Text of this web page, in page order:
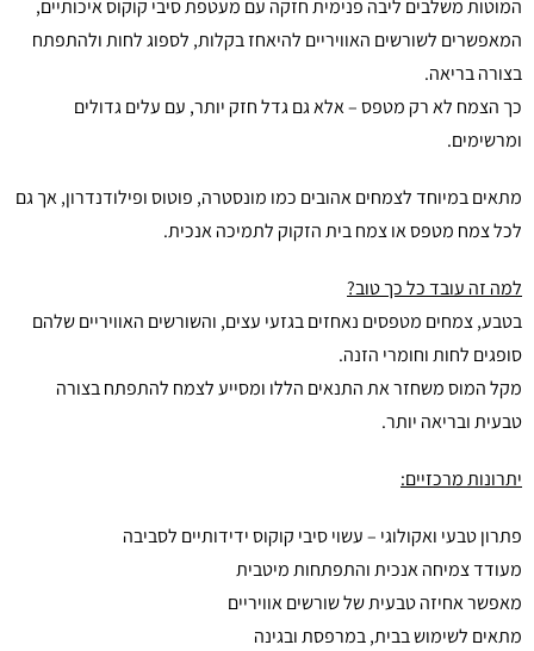
המוטות משלבים ליבה פנימית חזקה עם מעטפת סיבי קוקוס איכותיים,
המאפשרים לשורשים האוויריים להיאחז בקלות, לספוג לחות ולהתפתח
בצורה בריאה.
כך הצמח לא רק מטפס – אלא גם גדל חזק יותר, עם עלים גדולים
ומרשימים.
מתאים במיוחד לצמחים אהובים כמו מונסטרה, פוטוס ופילודנדרון, אך גם
לכל צמח מטפס או צמח בית הזקוק לתמיכה אנכית.
למה זה עובד כל כך טוב?
בטבע, צמחים מטפסים נאחזים בגזעי עצים, והשורשים האוויריים שלהם
סופגים לחות וחומרי הזנה.
מקל המוס משחזר את התנאים הללו ומסייע לצמח להתפתח בצורה
טבעית ובריאה יותר.
יתרונות מרכזיים:
פתרון טבעי ואקולוגי – עשוי סיבי קוקוס ידידותיים לסביבה
מעודד צמיחה אנכית והתפתחות מיטבית
מאפשר אחיזה טבעית של שורשים אוויריים
מתאים לשימוש בבית, במרפסת ובגינה